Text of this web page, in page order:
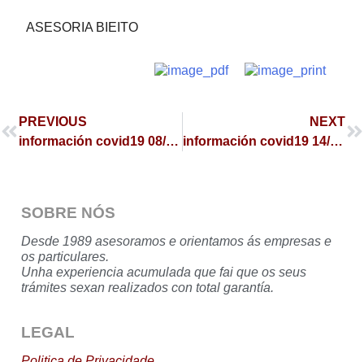
ASESORIA BIEITO
PREVIOUS
información covid19 08/10/2020
NEXT
información covid19 14/10/2020
SOBRE NÓS
Desde 1989 asesoramos e orientamos ás empresas e
os particulares.
Unha experiencia acumulada que fai que os seus
trámites sexan realizados con total garantía.
LEGAL